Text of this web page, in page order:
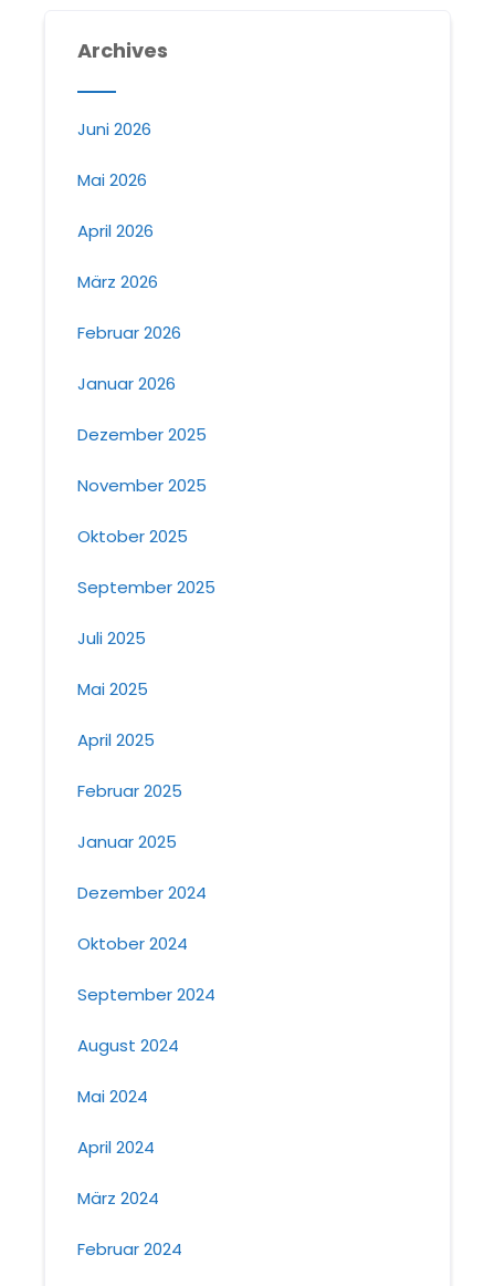
Archives
Juni 2026
Mai 2026
April 2026
März 2026
Februar 2026
Januar 2026
Dezember 2025
November 2025
Oktober 2025
September 2025
Juli 2025
Mai 2025
April 2025
Februar 2025
Januar 2025
Dezember 2024
Oktober 2024
September 2024
August 2024
Mai 2024
April 2024
März 2024
Februar 2024